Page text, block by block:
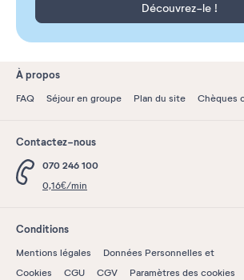
Découvrez-le !
À propos
FAQ Séjour en groupe Plan du site Chèques
Contactez-nous
070 246 100
0,16€/min
Conditions
Mentions légales
Données Personnelles et
Cookies
CGU CGV Paramètres des cookies